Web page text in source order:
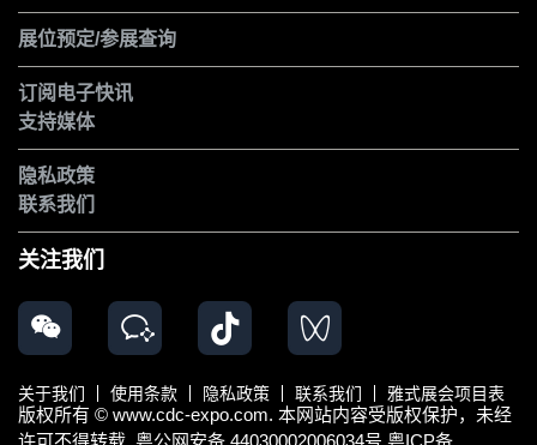
展位预定/参展查询
订阅电子快讯
支持媒体
隐私政策
联系我们
关注我们
关于我们 使用条款 隐私政策 联系我们 雅式展会项目表
版权所有 © www.cdc-expo.com. 本网站内容受版权保护，未经